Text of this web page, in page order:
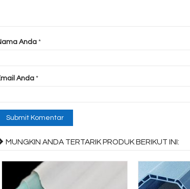
Anda *
Anda *
MUNGKIN ANDA TERTARIK PRODUK BERIKUT INI: